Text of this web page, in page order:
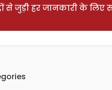
से जुड़ी हर जानकारी के लिए